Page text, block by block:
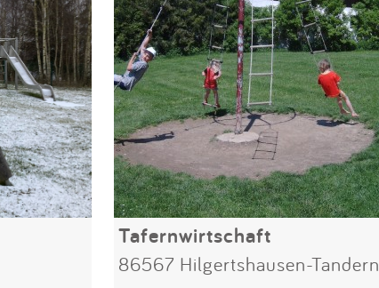
Tafernwirtschaft
86567 Hilgertshausen-Tandern